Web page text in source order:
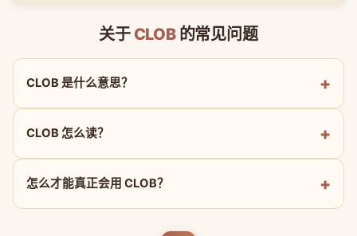
关于 CLOB的常见问题
CLOB 是什么意思？
CLOB 怎么读？
怎么才能真正会用 CLOB？